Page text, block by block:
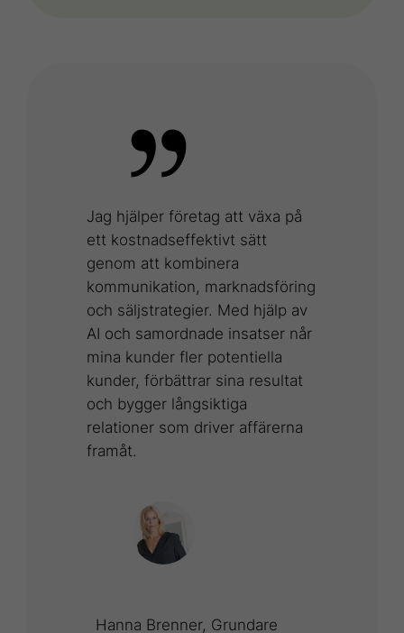
Jag hjälper företag att växa på
ett kostnadseffektivt sätt
genom att kombinera
kommunikation, marknadsföring
och säljstrategier. Med hjälp av
AI och samordnade insatser når
mina kunder fler potentiella
kunder, förbättrar sina resultat
och bygger långsiktiga
relationer som driver affärerna
framåt.
Hanna Brenner, Grundare